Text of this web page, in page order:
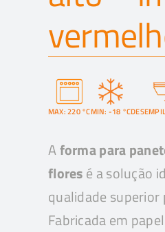
MAX: 220 °CMIN: -18 °C
Aforma para
floresé a solução
qualidade superior
Fabricada em